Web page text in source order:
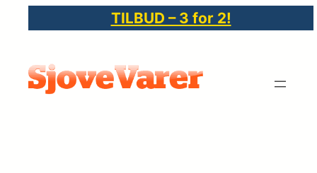
indhold
TILBUD – 3 for 2!